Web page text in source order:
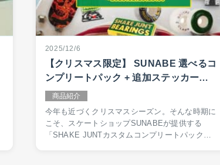
2025/12/6
【クリスマス限定】 SUNABE 選べるコ
ンプリートパック + 追加ステッカーキ
ャンペーン
商品紹介
今年も近づくクリスマスシーズン。そんな時期に
こそ、スケートショップSUNABEが提供する
「SHAKE JUNTカスタムコンプリートパック」